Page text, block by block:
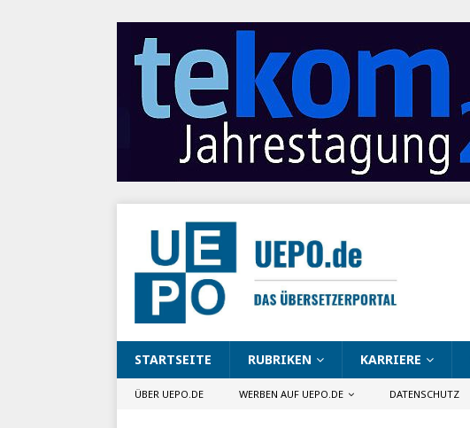
STARTSEITE RUBRIKEN KARRIERE
ÜBER UEPO.DE WERBEN AUF UEPO.DE DATENSCHUTZ